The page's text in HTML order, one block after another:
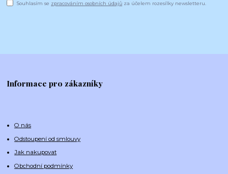
Souhlasím se zpracováním osobních údajů za účelem rozesílky newsletteru.
Informace pro zákazníky
O nás
Odstoupení od smlouvy
Jak nakupovat
Obchodní podmínky